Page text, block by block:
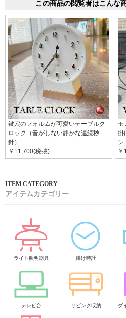
この商品の閲覧者はこんな
鍵穴のフォルムが可愛いテーブルク
ロック（音がしない静かな連続秒
針）
￥11,700(税抜)
モ
掛
ン
アイテムカテゴリー
ライト照明器具 掛け時計
テレビ台 リビング収納 ダ